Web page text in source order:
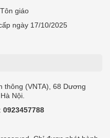
giáo
ngày 17/10/2025
thông (VNTA), 68 Dương
Nội.
0923457788